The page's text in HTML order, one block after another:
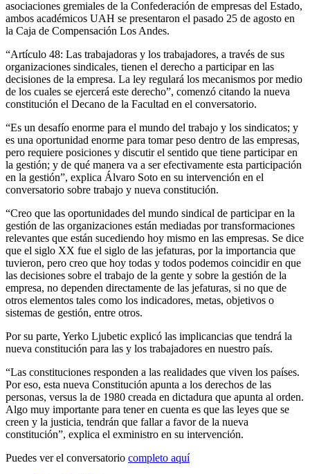
asociaciones gremiales de la Confederación de empresas del Estado,
ambos académicos UAH se presentaron el pasado 25 de agosto en
la Caja de Compensación Los Andes.
“Artículo 48: Las trabajadoras y los trabajadores, a través de sus
organizaciones sindicales, tienen el derecho a participar en las
decisiones de la empresa. La ley regulará los mecanismos por medio
de los cuales se ejercerá este derecho”, comenzó citando la nueva
constitución el Decano de la Facultad en el conversatorio.
“Es un desafío enorme para el mundo del trabajo y los sindicatos; y
es una oportunidad enorme para tomar peso dentro de las empresas,
pero requiere posiciones y discutir el sentido que tiene participar en
la gestión; y de qué manera va a ser efectivamente esta participación
en la gestión”, explica Álvaro Soto en su intervención en el
conversatorio sobre trabajo y nueva constitución.
“Creo que las oportunidades del mundo sindical de participar en la
gestión de las organizaciones están mediadas por transformaciones
relevantes que están sucediendo hoy mismo en las empresas. Se dice
que el siglo XX fue el siglo de las jefaturas, por la importancia que
tuvieron, pero creo que hoy todas y todos podemos coincidir en que
las decisiones sobre el trabajo de la gente y sobre la gestión de la
empresa, no dependen directamente de las jefaturas, si no que de
otros elementos tales como los indicadores, metas, objetivos o
sistemas de gestión, entre otros.
Por su parte, Yerko Ljubetic explicó las implicancias que tendrá la
nueva constitución para las y los trabajadores en nuestro país.
“Las constituciones responden a las realidades que viven los países.
Por eso, esta nueva Constitución apunta a los derechos de las
personas, versus la de 1980 creada en dictadura que apunta al orden.
Algo muy importante para tener en cuenta es que las leyes que se
creen y la justicia, tendrán que fallar a favor de la nueva
constitución”, explica el exministro en su intervención.
Puedes ver el conversatorio completo aquí